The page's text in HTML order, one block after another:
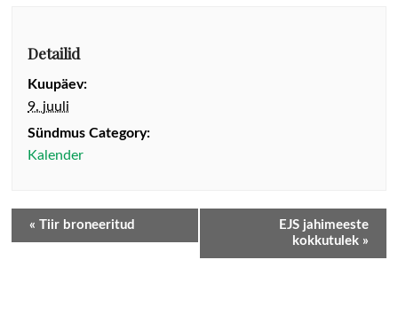
Detailid
Kuupäev:
9. juuli
Sündmus Category:
Kalender
« Tiir broneeritud
EJS jahimeeste
kokkutulek »